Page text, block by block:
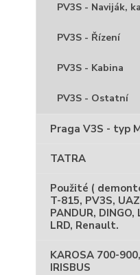
PV3S - Naviják,
PV3S - Řízení
PV3S - Kabina
PV3S - Ostatní
Praga V3S - typ
TATRA
Použité (
T-815, PV3S,
PANDUR, DINGO,
LRD, Renault.
KAROSA 700-
IRISBUS